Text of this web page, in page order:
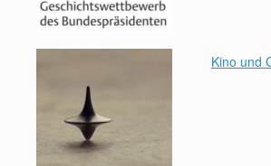
Kino und